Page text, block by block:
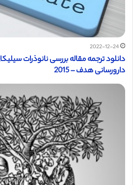
2022-12-24
دانلود ترجمه مقاله بررسی نانوذرات
دارورسانی هدف – 2015